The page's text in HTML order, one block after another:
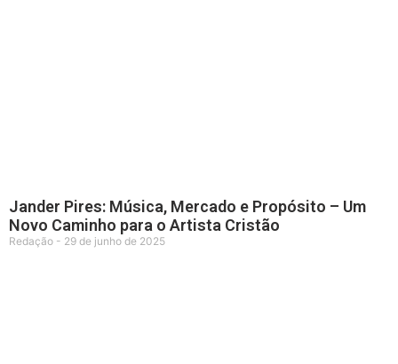
Jander Pires: Música, Mercado e Propósito – Um
Novo Caminho para o Artista Cristão
Redação 29 de junho de 2025